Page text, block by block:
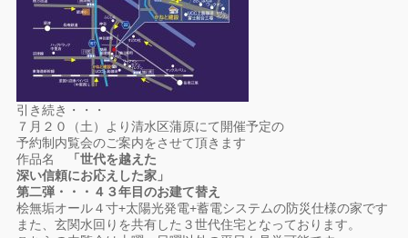
引き続き・・・
７月２０（土）より清水区蒲原にて開催予定の
予約制内覧会のご案内をさせて頂きます
作品名
「世代を越えた
深い信頼にお応えした家」
第二弾・・・４３年目のお建て替え
桧無垢オール４寸+太陽光発電+蓄電システムの防災仕様の家です
また、玄関水回りを共有した３世代住宅となっております。